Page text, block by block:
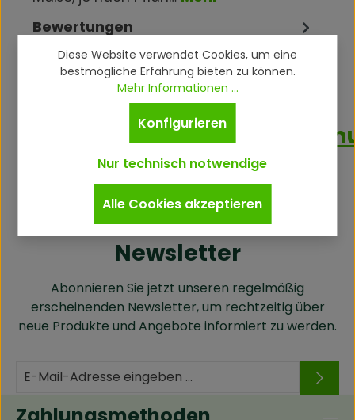
Bewertungen
Newsletter
Abonnieren Sie jetzt unseren regelmäßig
erscheinenden Newsletter, um rechtzeitig über
neue Produkte und Angebote informiert zu werden.
Diese Website verwendet Cookies, um eine
bestmögliche Erfahrung bieten zu können.
Mehr Informationen ...
Nur technisch notwendige
Konfigurieren
Alle Cookies akzeptieren